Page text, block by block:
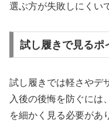
選ぶ方が失敗しにくい
試し履きで見るポ
試し履きでは軽さやデ
入後の後悔を防ぐには
を細かく見る必要があ